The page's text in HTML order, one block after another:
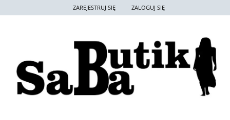
ZAREJESTRUJ SIĘ ZALOGUJ SIĘ